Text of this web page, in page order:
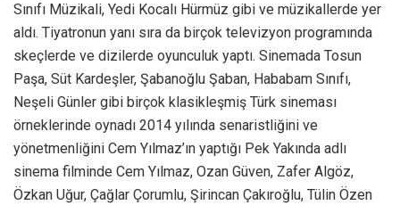
Sınıfı Müzikali, Yedi Kocalı Hürmüz gibi ve müzikallerde yer
aldı. Tiyatronun yanı sıra da birçok televizyon programında
skeçlerde ve dizilerde oyunculuk yaptı. Sinemada Tosun
Paşa, Süt Kardeşler, Şabanoğlu Şaban, Hababam Sınıfı,
Neşeli Günler gibi birçok klasikleşmiş Türk sineması
örneklerinde oynadı 2014 yılında senaristliğini ve
yönetmenliğini Cem Yılmaz’ın yaptığı Pek Yakında adlı
sinema filminde Cem Yılmaz, Ozan Güven, Zafer Algöz,
Özkan Uğur, Çağlar Çorumlu, Şirincan Çakıroğlu, Tülin Özen